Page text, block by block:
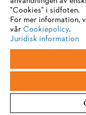
einem der folgenden
Firefox
"Cookies" i sidfoten.
För mer information,
vår Cookiepolicy.
Juridisk information